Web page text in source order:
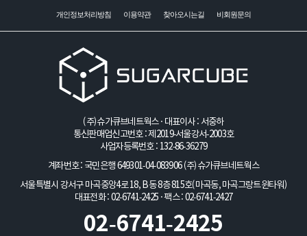
개인정보처리방침 이용약관 찾아오시는길 비회원문의
(주)슈가큐브네트웍스 · 대표이사 : 서중하
통신판매업신고번호 : 제2019-서울강서-2003호
사업자등록번호 : 132-86-36279
계좌번호 : 국민은행 649301-04-083906 (주)슈가큐브네트웍스
서울특별시 강서구 마곡중앙4로 18, B동 8층 815호(마곡동, 마곡그랑트윈타워)
대표전화 : 02-6741-2425 · 팩스 : 02-6741-2427
02-6741-2425